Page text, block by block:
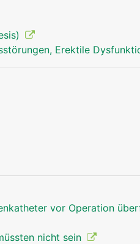
Erektile
vor Operation
nicht sein